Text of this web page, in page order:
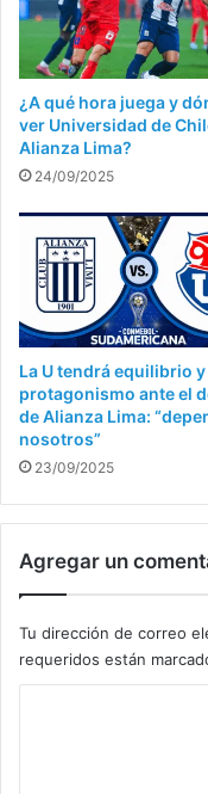
¿A qué hora juega y
ver Universidad de
Alianza Lima?
24/09/2025
La U tendrá equilibrio y
protagonismo ante el
de Alianza Lima:
nosotros”
23/09/2025
Agregar un
Tu dirección de correo
requeridos están